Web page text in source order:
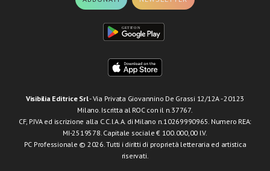
Visibilia Editrice Srl- Via Privata Giovannino De Grassi 12/12A - 20123
Milano. Iscritta al ROC con il n.37767.
CF, P.IVA ed iscrizione alla C.C.I.A.A. di Milano n.10269990965. Numero REA:
MI-2519578. Capitale sociale € 100.000,00 I.V.
PC Professionale © 2026. Tutti i diritti di proprietà letteraria ed artistica
riservati.